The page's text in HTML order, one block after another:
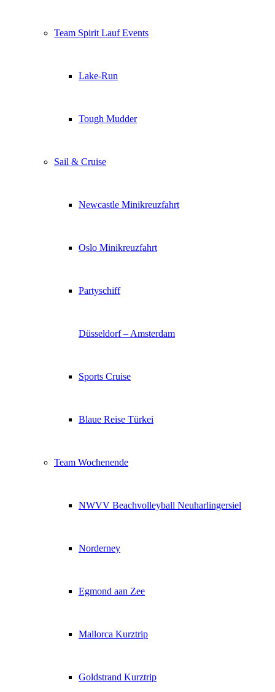
Team Spirit Lauf Events
Lake-Run
Tough Mudder
Sail & Cruise
Newcastle Minikreuzfahrt
Oslo Minikreuzfahrt
Partyschiff
Düsseldorf – Amsterdam
Sports Cruise
Blaue Reise Türkei
Team Wochenende
NWVV Beachvolleyball Neuharlingersiel
Norderney
Egmond aan Zee
Mallorca Kurztrip
Goldstrand Kurztrip